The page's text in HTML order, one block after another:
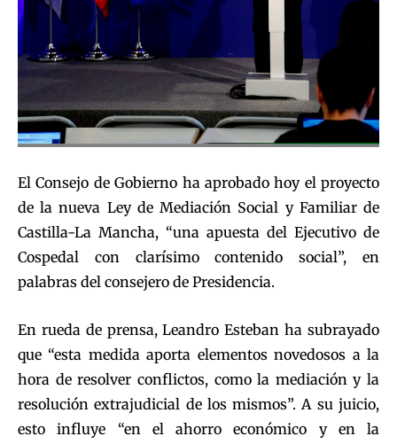
El Consejo de Gobierno ha aprobado hoy el proyecto
de la nueva Ley de Mediación Social y Familiar de
Castilla-La Mancha, “una apuesta del Ejecutivo de
Cospedal con clarísimo contenido social”, en
palabras del consejero de Presidencia.
En rueda de prensa, Leandro Esteban ha subrayado
que “esta medida aporta elementos novedosos a la
hora de resolver conflictos, como la mediación y la
resolución extrajudicial de los mismos”. A su juicio,
esto influye “en el ahorro económico y en la